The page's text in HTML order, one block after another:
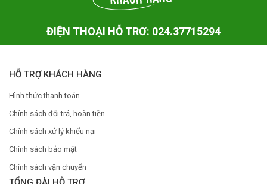
ĐIỆN THOẠI HỖ TRƠ: 024.37715294
HỖ TRỢ KHÁCH HÀNG
Hình thức thanh toán
Chính sách đổi trả, hoàn tiền
Chính sách xử lý khiếu nại
Chính sách bảo mật
Chính sách vận chuyển